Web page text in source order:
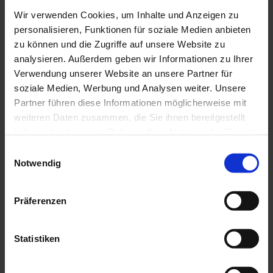
Wir verwenden Cookies, um Inhalte und Anzeigen zu
personalisieren, Funktionen für soziale Medien anbieten
zu können und die Zugriffe auf unsere Website zu
analysieren. Außerdem geben wir Informationen zu Ihrer
Verwendung unserer Website an unsere Partner für
soziale Medien, Werbung und Analysen weiter. Unsere
Partner führen diese Informationen möglicherweise mit
weiteren Daten zusammen, die Sie ihnen bereitgestellt
Notwendig
Präferenzen
Statistiken
von schmalenLED-Scheinwerfernund einer
kraftvoll modellierten Motorhaube.Vertikale
Lufteinlässe und klar gezeichnete Flächen
sorgen für eine fokussierte und technisch
anspruchsvolle Optik.
In der Seitenansicht betonen die gestreckte
Linienführung, dielange Motorhaubeund der
kurze vordere Überhangdie dynamischen
Alltagstauglichkeit.
kommen
stattdessen sorgen klare Türkonturen und
verdeckte Türgriffe
für moderne Reduktion.
Leuchten
bis 21 Zoll